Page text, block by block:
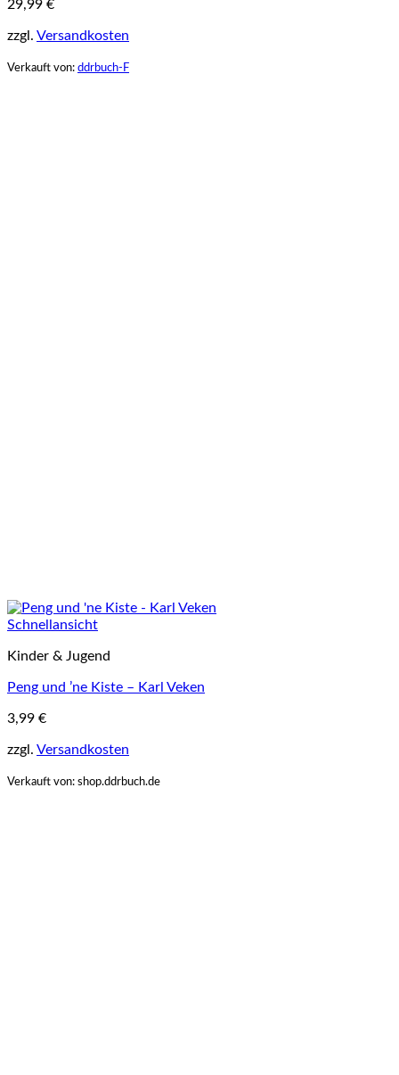
29,99 €
zzgl. Versandkosten
Verkauft von: ddrbuch-F
Schnellansicht
Kinder & Jugend
Peng und ’ne Kiste – Karl Veken
3,99 €
zzgl. Versandkosten
Verkauft von: shop.ddrbuch.de